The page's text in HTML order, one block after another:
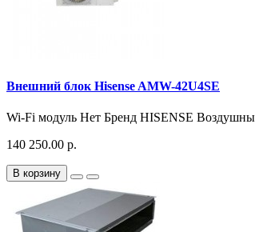
Внешний блок Hisense AMW-42U4SE
Wi-Fi модуль Нет Бренд HISENSE
140 250.00 р.
В корзину